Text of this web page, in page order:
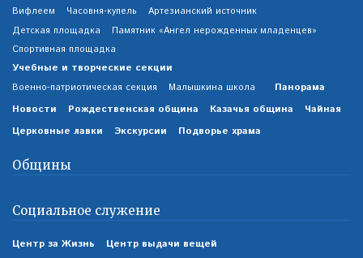
Вифлеем Часовня-купель
Артезианский источник
Детская площадка
Памятник «Ангел нерожденных младенцев»
Спортивная площадка
Учебные и творческие секции
Военно-патриотическая секция Малышкина школа
Панорама
Новости
Рождественская община Казачья община
Чайная
Церковные лавки
Экскурсии Подворье храма
Общины
Социальное служение
Центр за Жизнь
Центр выдачи вещей